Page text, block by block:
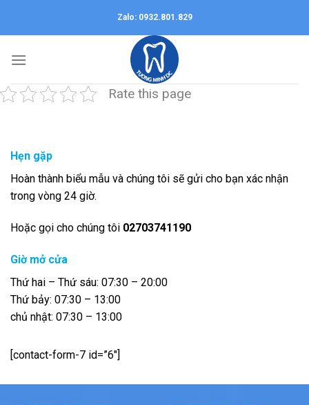
Zalo: 0932.801.829
Rate this page
Hẹn gặp
Hoàn thành biểu mẫu và chúng tôi sẽ gửi cho bạn xác nhận
trong vòng 24 giờ.
Hoặc gọi cho chúng tôi 02703741190
Giờ mở cửa
Thứ hai – Thứ sáu: 07:30 – 20:00
Thứ bảy: 07:30 – 13:00
chủ nhật: 07:30 – 13:00
[contact-form-7 id=”6″]